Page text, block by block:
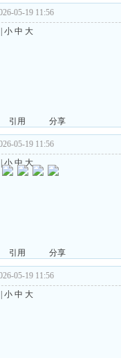
05-19 11:56
小 中 大
引用 分享
05-19 11:56
|小 中 大
引用 分享
05-19 11:56
小 中 大